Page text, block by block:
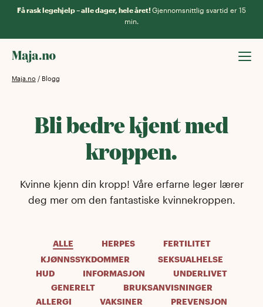
Få rask legehjelp – alle dager, hele året!Gjennomsnittlig svartid er 15
min.
Maja.no / Blogg
Bli bedre kjent med
kroppen.
Kvinne kjenn din kropp! Våre erfarne leger lærer
deg mer om den fantastiske kvinnekroppen.
ALLE HERPES
FERTILITET
KJØNNSSYKDOMMER
SEKSUALHELSE
HUD
INFORMASJON
UNDERLIVET
GENERELT
BRUKSANVISNINGER
ALLERGI
VAKSINER
PREVENSJON